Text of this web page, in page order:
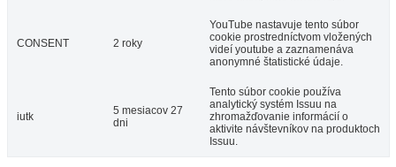
CONSENT 2 roky
YouTube nastavuje tento súbor
cookie prostredníctvom vložených
videí youtube a zaznamenáva
anonymné štatistické údaje.
iutk
5 mesiacov 27
dni
Tento súbor cookie používa
analytický systém Issuu na
zhromažďovanie informácií o
aktivite návštevníkov na produktoch
Issuu.